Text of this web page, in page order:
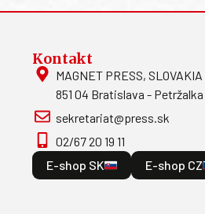
Kontakt
MAGNET PRESS,
851 04 Bratislava - Petržalka
sekretariat@press.sk
02/67 20 19 11
E-shop SK
E-shop CZ